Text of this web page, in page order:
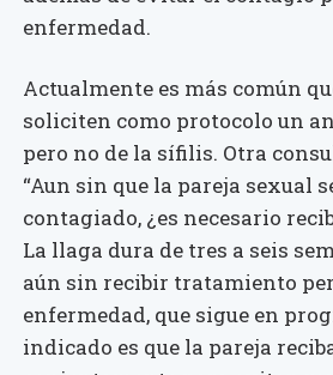
enfermedad.
Actualmente es más común
soliciten como protocolo un
pero no de la sífilis. Otra
“Aun sin que la pareja sexual
contagiado, ¿es necesario
La llaga dura de tres a seis
aún sin recibir tratamiento
enfermedad, que sigue en
indicado es que la pareja